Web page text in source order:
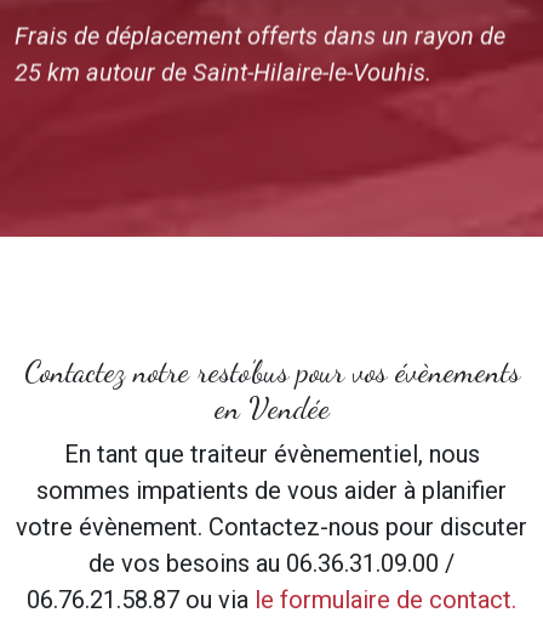
Frais de déplacement offerts dans un rayon de
25 km autour de Saint-Hilaire-le-Vouhis.
Contactez notre resto’bus pour vos évènements
en Vendée
En tant que traiteur évènementiel, nous
sommes impatients de vous aider à planifier
votre évènement. Contactez-nous pour discuter
de vos besoins au 06.36.31.09.00 /
06.76.21.58.87 ou via le formulaire de contact.